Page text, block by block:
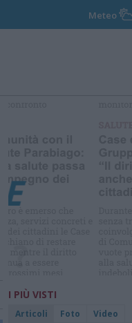
Meteo
I PIÙ VISTI
Articoli Foto Video